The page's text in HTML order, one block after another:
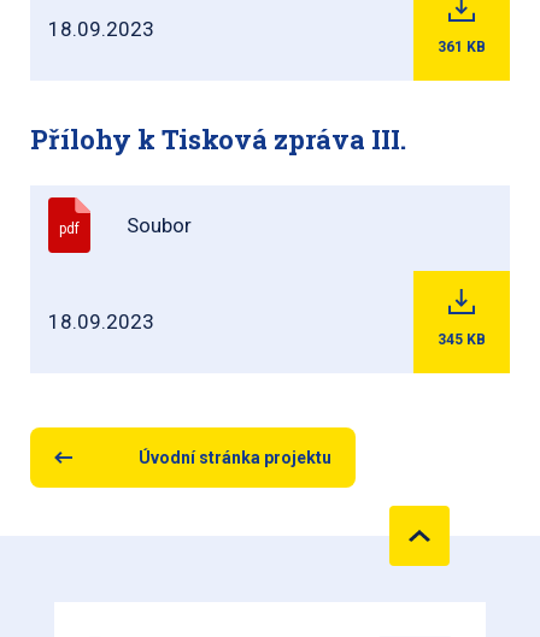
18.09.2023
361 KB
Přílohy k Tisková zpráva III.
pdf Soubor
18.09.2023
345 KB
Úvodní stránka projektu